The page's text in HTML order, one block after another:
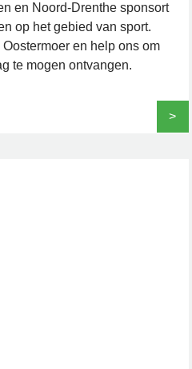
en Noord-Drenthe sponsort
op het gebied van sport.
en help ons om
te mogen ontvangen.
>